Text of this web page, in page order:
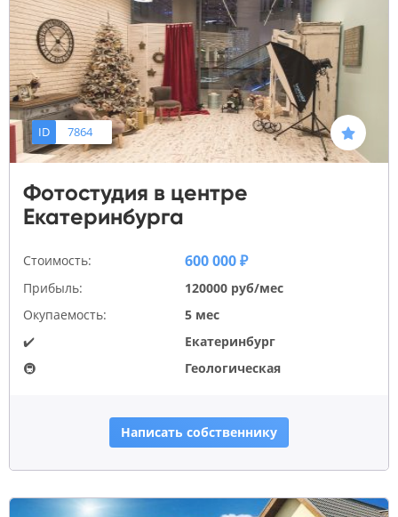
ID 7864
Фотостудия в центре
Екатеринбурга
Стоимость: 600 000 ₽
Прибыль:
120000 руб/мес
Окупаемость:
5 мес
✔️
Екатеринбург
🚇
Геологическая
Написать собственнику